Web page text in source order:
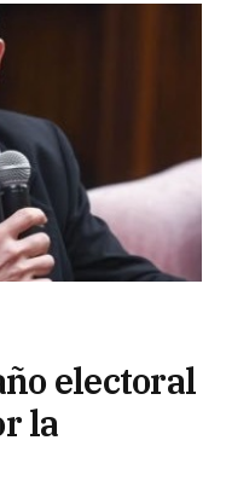
electoral
la